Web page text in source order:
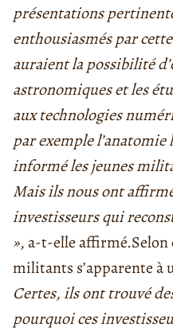
présentations
enthousiasmés par
auraient la possibilité
astronomiques et les
aux technologies
par exemple
informé les jeunes
Mais ils nous ont
investisseurs qui
», a-t-elle affirmé.
militants s’apparente à
Certes, ils ont trouvé
pourquoi ces